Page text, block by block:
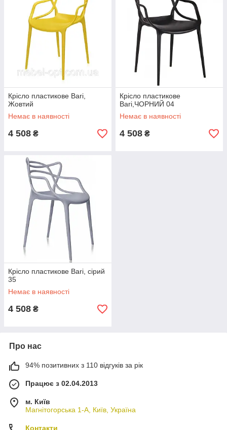
Крісло пластикове Bari,
Жовтий
Немає в наявності
4 508 ₴
Крісло пластикове
Bari,ЧОРНИЙ 04
Немає в наявності
4 508 ₴
Крісло пластикове Bari, сірий
35
Немає в наявності
4 508 ₴
Про нас
94% позитивних з 110 відгуків за рік
Працює з 02.04.2013
м. Київ
Магнітогорська 1-А, Київ, Україна
Контакти